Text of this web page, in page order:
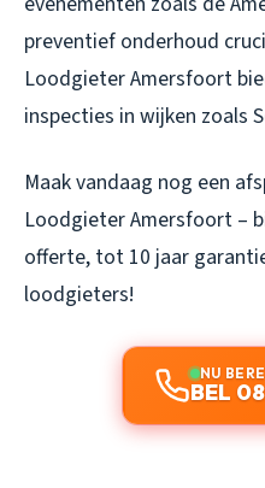
preventief onderhoud
Loodgieter Amersfoort
inspecties in wijken zoals
Maak vandaag nog een
Loodgieter Amersfoort –
offerte, tot 10 jaar
loodgieters!
NU
BEL